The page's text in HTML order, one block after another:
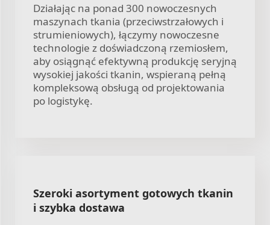
Działając na ponad 300 nowoczesnych
maszynach tkania (przeciwstrzałowych i
strumieniowych), łączymy nowoczesne
technologie z doświadczoną rzemiosłem,
aby osiągnąć efektywną produkcję seryjną
wysokiej jakości tkanin, wspieraną pełną
kompleksową obsługą od projektowania
po logistykę.
Szeroki asortyment gotowych tkanin
i szybka dostawa